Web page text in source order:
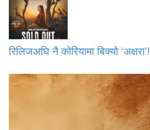
रिलिजअघि नै कोरियामा बिक्यो ‘अक्षरा’!